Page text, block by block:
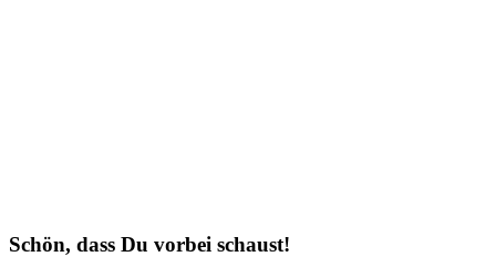
Schön, dass Du vorbei schaust!